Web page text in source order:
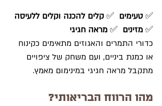
✅ טעימים ✅ קלים להכנה וקלים ללעיסה
✅ מזינים ✅ מראה חגיגי
כדורי התמרים והאגוזים מתאימים כקינוח
או כמנת ביניים, ועם משחק של ציפויים
מתקבל מראה חגיגי במינימום מאמץ.
מהו הרווח הבריאותי?